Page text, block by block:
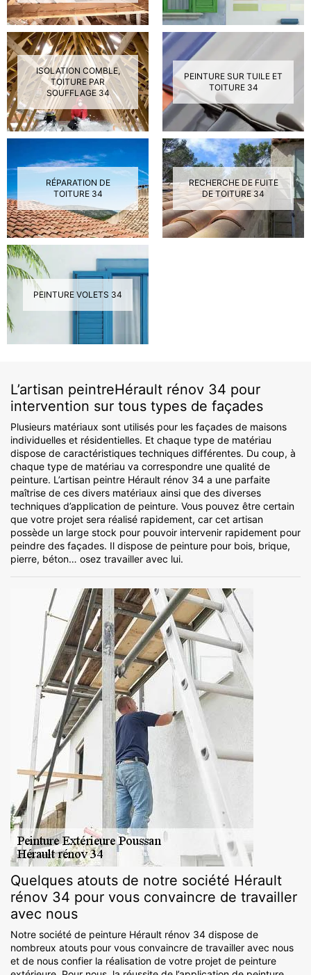
ISOLATION COMBLE,
TOITURE PAR
SOUFFLAGE 34
PEINTURE SUR TUILE ET
TOITURE 34
RÉPARATION DE
TOITURE 34
RECHERCHE DE FUITE
DE TOITURE 34
PEINTURE VOLETS 34
L’artisan peintreHérault rénov 34 pour
intervention sur tous types de façades
Plusieurs matériaux sont utilisés pour les façades de maisons
individuelles et résidentielles. Et chaque type de matériau
dispose de caractéristiques techniques différentes. Du coup, à
chaque type de matériau va correspondre une qualité de
peinture. L’artisan peintre Hérault rénov 34 a une parfaite
maîtrise de ces divers matériaux ainsi que des diverses
techniques d’application de peinture. Vous pouvez être certain
que votre projet sera réalisé rapidement, car cet artisan
possède un large stock pour pouvoir intervenir rapidement pour
peindre des façades. Il dispose de peinture pour bois, brique,
pierre, béton… osez travailler avec lui.
Quelques atouts de notre société Hérault
rénov 34 pour vous convaincre de travailler
avec nous
Notre société de peinture Hérault rénov 34 dispose de
nombreux atouts pour vous convaincre de travailler avec nous
et de nous confier la réalisation de votre projet de peinture